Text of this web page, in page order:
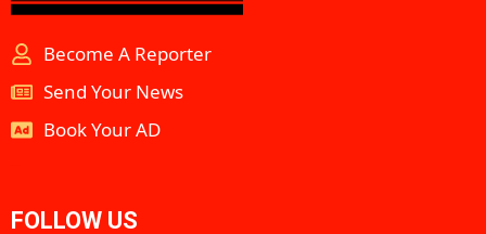
Become A Reporter
Send Your News
Book Your AD
FOLLOW US